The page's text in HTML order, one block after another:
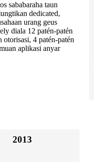
sababaraha taun
dedicated,
urang geus
diala 12 patén-patén
otorisasi, 4 patén-patén
aplikasi anyar
2013